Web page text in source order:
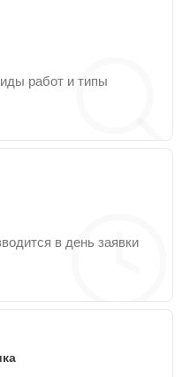
работ и типы
в день заявки